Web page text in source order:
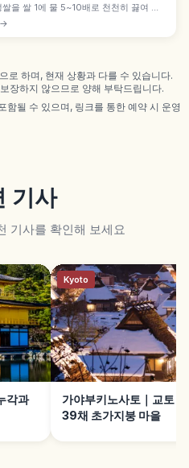
쌀을 쌀 1에 물 5~10배로 천천히 끓여 부
일본 전통 쌀 요리로, 가정·료칸 조식·일
게 사랑받습니다. 시라가유에 우메보시·
→
로 하며, 현재 상황과 다를 수 있습니다.
장하지 않으므로 양해 부탁드립니다.
함될 수 있으며, 링크를 통한 예약 시 운영
기사
기사를 확인해 보세요
각과
Kyoto
가야부키노사토｜교토
39채 초가지붕 마을